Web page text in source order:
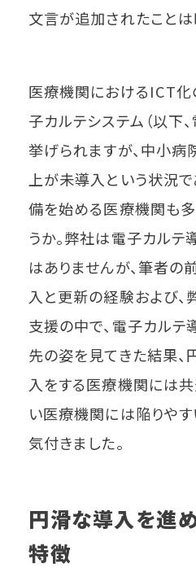
文言が追加されたことは
医療機関におけるICT化
子カルテシステム（以下
挙げられますが、中小病
上が未導入という状況で
備を始める医療機関も
うか。弊社は電子カル
はありませんが、筆者
入と更新の経験および
支援の中で、電子カル
先の姿を見てきた結果
入をする医療機関には
い医療機関には陥りや
気付きました。
円滑な導入を進
特徴